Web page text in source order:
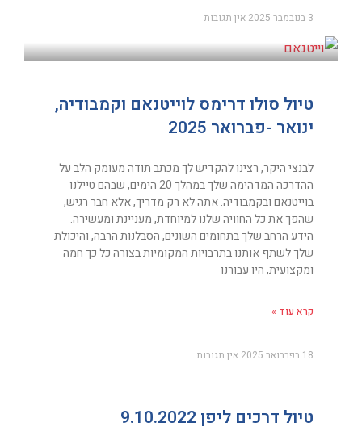
3 בנובמבר 2025 אין תגובות
טיול סולו דרימס לוייטנאם וקמבודיה,
ינואר -פברואר 2025
לבנצי היקר, רצינו להקדיש לך מכתב תודה מעומק הלב על
ההדרכה המדהימה שלך במהלך 20 הימים, שבהם טיילנו
בוייטנאם ובקמבודיה. אתה לא רק מדריך, אלא חבר רגיש,
שהפך את כל החוויה שלנו למיוחדת, מעניינת ומעשירה.
הידע הרחב שלך בתחומים השונים, הסבלנות הרבה, והיכולת
שלך לשתף אותנו בתרבויות המקומיות בצורה כל כך חמה
ומקצועית, היו עבורנו
קרא עוד »
18 בפברואר 2025 אין תגובות
טיול דרכים ליפן 9.10.2022